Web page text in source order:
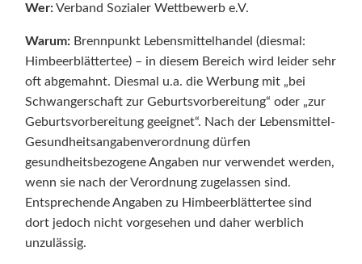
Wer:Verband Sozialer Wettbewerb e.V.
Warum: Brennpunkt Lebensmittelhandel (diesmal:
Himbeerblättertee) – in diesem Bereich wird leider sehr
oft abgemahnt. Diesmal u.a. die Werbung mit „bei
Schwangerschaft zur Geburtsvorbereitung“ oder „zur
Geburtsvorbereitung geeignet“. Nach der Lebensmittel-
Gesundheitsangabenverordnung dürfen
gesundheitsbezogene Angaben nur verwendet werden,
wenn sie nach der Verordnung zugelassen sind.
Entsprechende Angaben zu Himbeerblättertee sind
dort jedoch nicht vorgesehen und daher werblich
unzulässig.